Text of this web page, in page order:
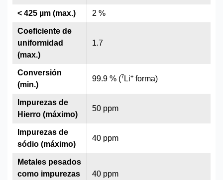
2 %
1.7
99.9 % (7 Li+ forma)
50 ppm
40 ppm
40 ppm
< 425 µm (max.)
Coeficiente de
uniformidad
(max.)
Conversión
(min.)
Impurezas de
Hierro (máximo)
Impurezas de
sódio (máximo)
Metales pesados
como impurezas